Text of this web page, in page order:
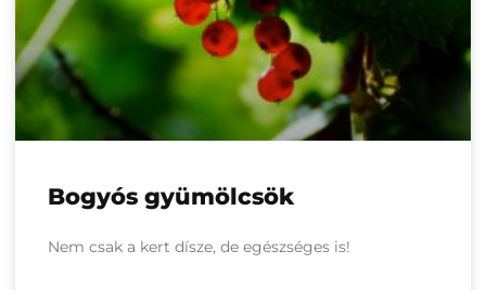
Bogyós gyümölcsök
Nem csak a kert dísze, de egészséges is!